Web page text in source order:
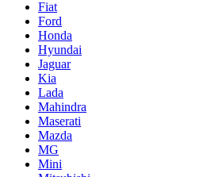
Fiat
Ford
Honda
Hyundai
Jaguar
Kia
Lada
Mahindra
Maserati
Mazda
MG
Mini